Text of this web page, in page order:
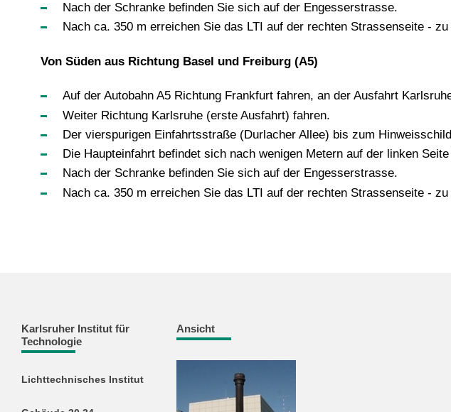
Nach der Schranke befinden Sie sich auf der Engesserstrasse.
Nach ca. 350 m erreichen Sie das LTI auf der rechten Strassenseite -
Von Süden aus Richtung Basel und Freiburg (A5)
Auf der Autobahn A5 Richtung Frankfurt fahren, an der Ausfahrt
Weiter Richtung Karlsruhe (erste Ausfahrt) fahren.
Der vierspurigen Einfahrtsstraße (Durlacher Allee) bis zum
Die Haupteinfahrt befindet sich nach wenigen Metern auf der linken
Nach der Schranke befinden Sie sich auf der Engesserstrasse.
Nach ca. 350 m erreichen Sie das LTI auf der rechten Strassenseite -
Karlsruher Institut für
Technologie
Lichttechnisches Institut
Ansicht